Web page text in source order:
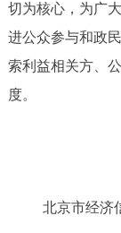
切为核心，为广
进公众参与和政
索利益相关方、
度。
北京市经济